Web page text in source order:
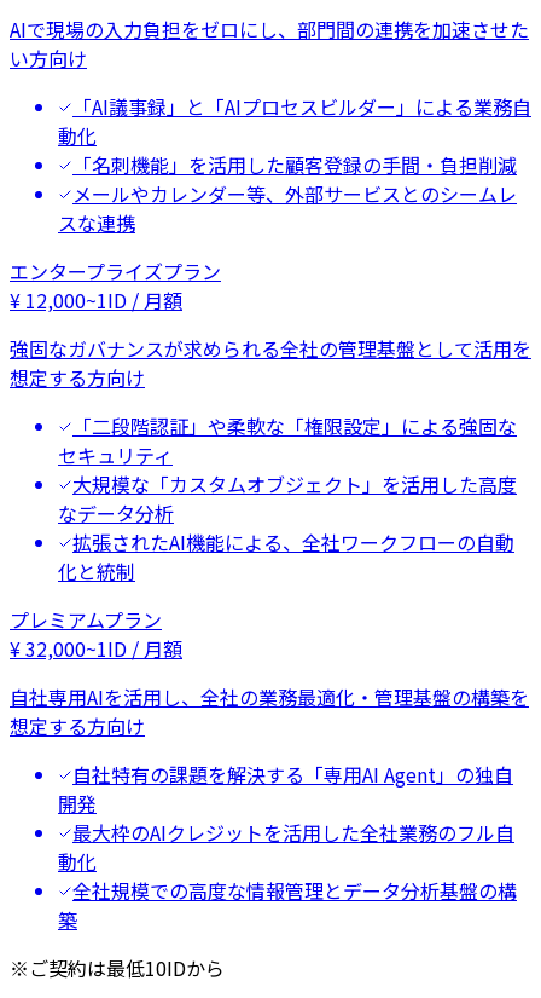
AIで現場の入力負担をゼロにし、部門間の連携を加速させた
い方向け
「AI議事録」と「AIプロセスビルダー」による業務自
動化
「名刺機能」を活用した顧客登録の手間・負担削減
メールやカレンダー等、外部サービスとのシームレ
スな連携
エンタープライズプラン
¥ 12,000~1ID / 月額
強固なガバナンスが求められる全社の管理基盤として活用を
想定する方向け
「二段階認証」や柔軟な「権限設定」による強固な
セキュリティ
大規模な「カスタムオブジェクト」を活用した高度
なデータ分析
拡張されたAI機能による、全社ワークフローの自動
化と統制
プレミアムプラン
¥32,000~1ID / 月額
自社専用AIを活用し、全社の業務最適化・管理基盤の構築を
想定する方向け
自社特有の課題を解決する「専用AI Agent」の独自
開発
最大枠のAIクレジットを活用した全社業務のフル自
動化
全社規模での高度な情報管理とデータ分析基盤の構
築
※ご契約は最低10IDから